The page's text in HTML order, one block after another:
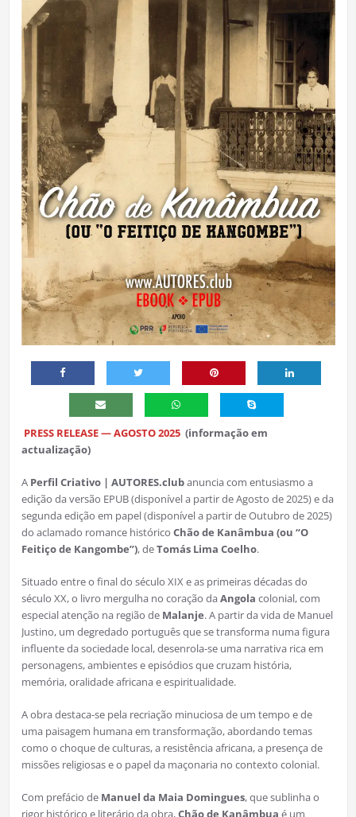
PRESS RELEASE — AGOSTO 2025 (informação em
actualização)
A Perfil Criativo | AUTORES.clubanuncia com entusiasmo a
edição da versão EPUB (disponível a partir de Agosto de 2025) e da
segunda edição em papel (disponível a partir de Outubro de 2025)
do aclamado romance histórico Chão de Kanâmbua (ou “O
Feitiço de Kangombe”), deTomás Lima Coelho.
Situado entre o final do século XIX e as primeiras décadas do
século XX, o livro mergulha no coração daAngola colonial, com
especial atenção na região de Malanje. A partir da vida de Manuel
Justino, um degredado português que se transforma numa figura
influente da sociedade local, desenrola-se uma narrativa rica em
personagens, ambientes e episódios que cruzam história,
memória, oralidade africana e espiritualidade.
A obra destaca-se pela recriação minuciosa de um tempo e de
uma paisagem humana em transformação, abordando temas
como o choque de culturas, a resistência africana, a presença de
missões religiosas e o papel da maçonaria no contexto colonial.
Com prefácio de Manuel da Maia Domingues, que sublinha o
rigor histórico e literário da obra,Chão de Kanâmbua é um